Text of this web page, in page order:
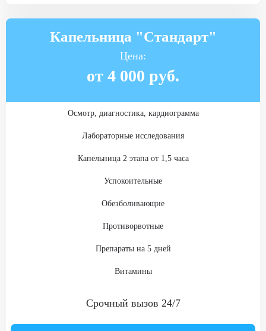
₽
Одноместная палата (люкс)
ЗАКАЗАТЬ ЗВОНОК
Капельница "Стандарт"
Цена:
от 4 000 руб.
Осмотр, диагностика, кардиограмма
Лабораторные исследования
Капельница 2 этапа от 1,5 часа
Успокоительные
Обезболивающие
Противорвотные
Препараты на 5 дней
Витамины
Срочный вызов 24/7